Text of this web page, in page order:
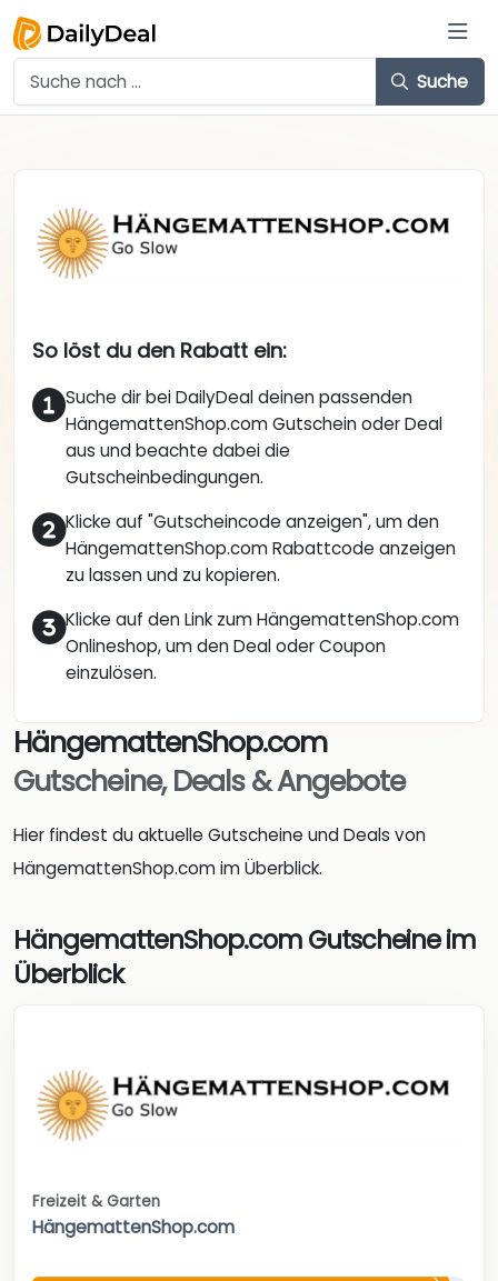
Suche
So löst du den Rabatt ein:
Suche dir bei DailyDeal deinen passenden
HängemattenShop.com Gutschein oder Deal
aus und beachte dabei die
Gutscheinbedingungen.
Klicke auf "Gutscheincode anzeigen", um den
HängemattenShop.com Rabattcode anzeigen
zu lassen und zu kopieren.
Klicke auf den Link zum HängemattenShop.com
Onlineshop, um den Deal oder Coupon
einzulösen.
HängemattenShop.com
Gutscheine, Deals & Angebote
Hier findest du aktuelle Gutscheine und Deals von
HängemattenShop.com im Überblick.
HängemattenShop.com Gutscheine im
Überblick
Freizeit & Garten
HängemattenShop.com